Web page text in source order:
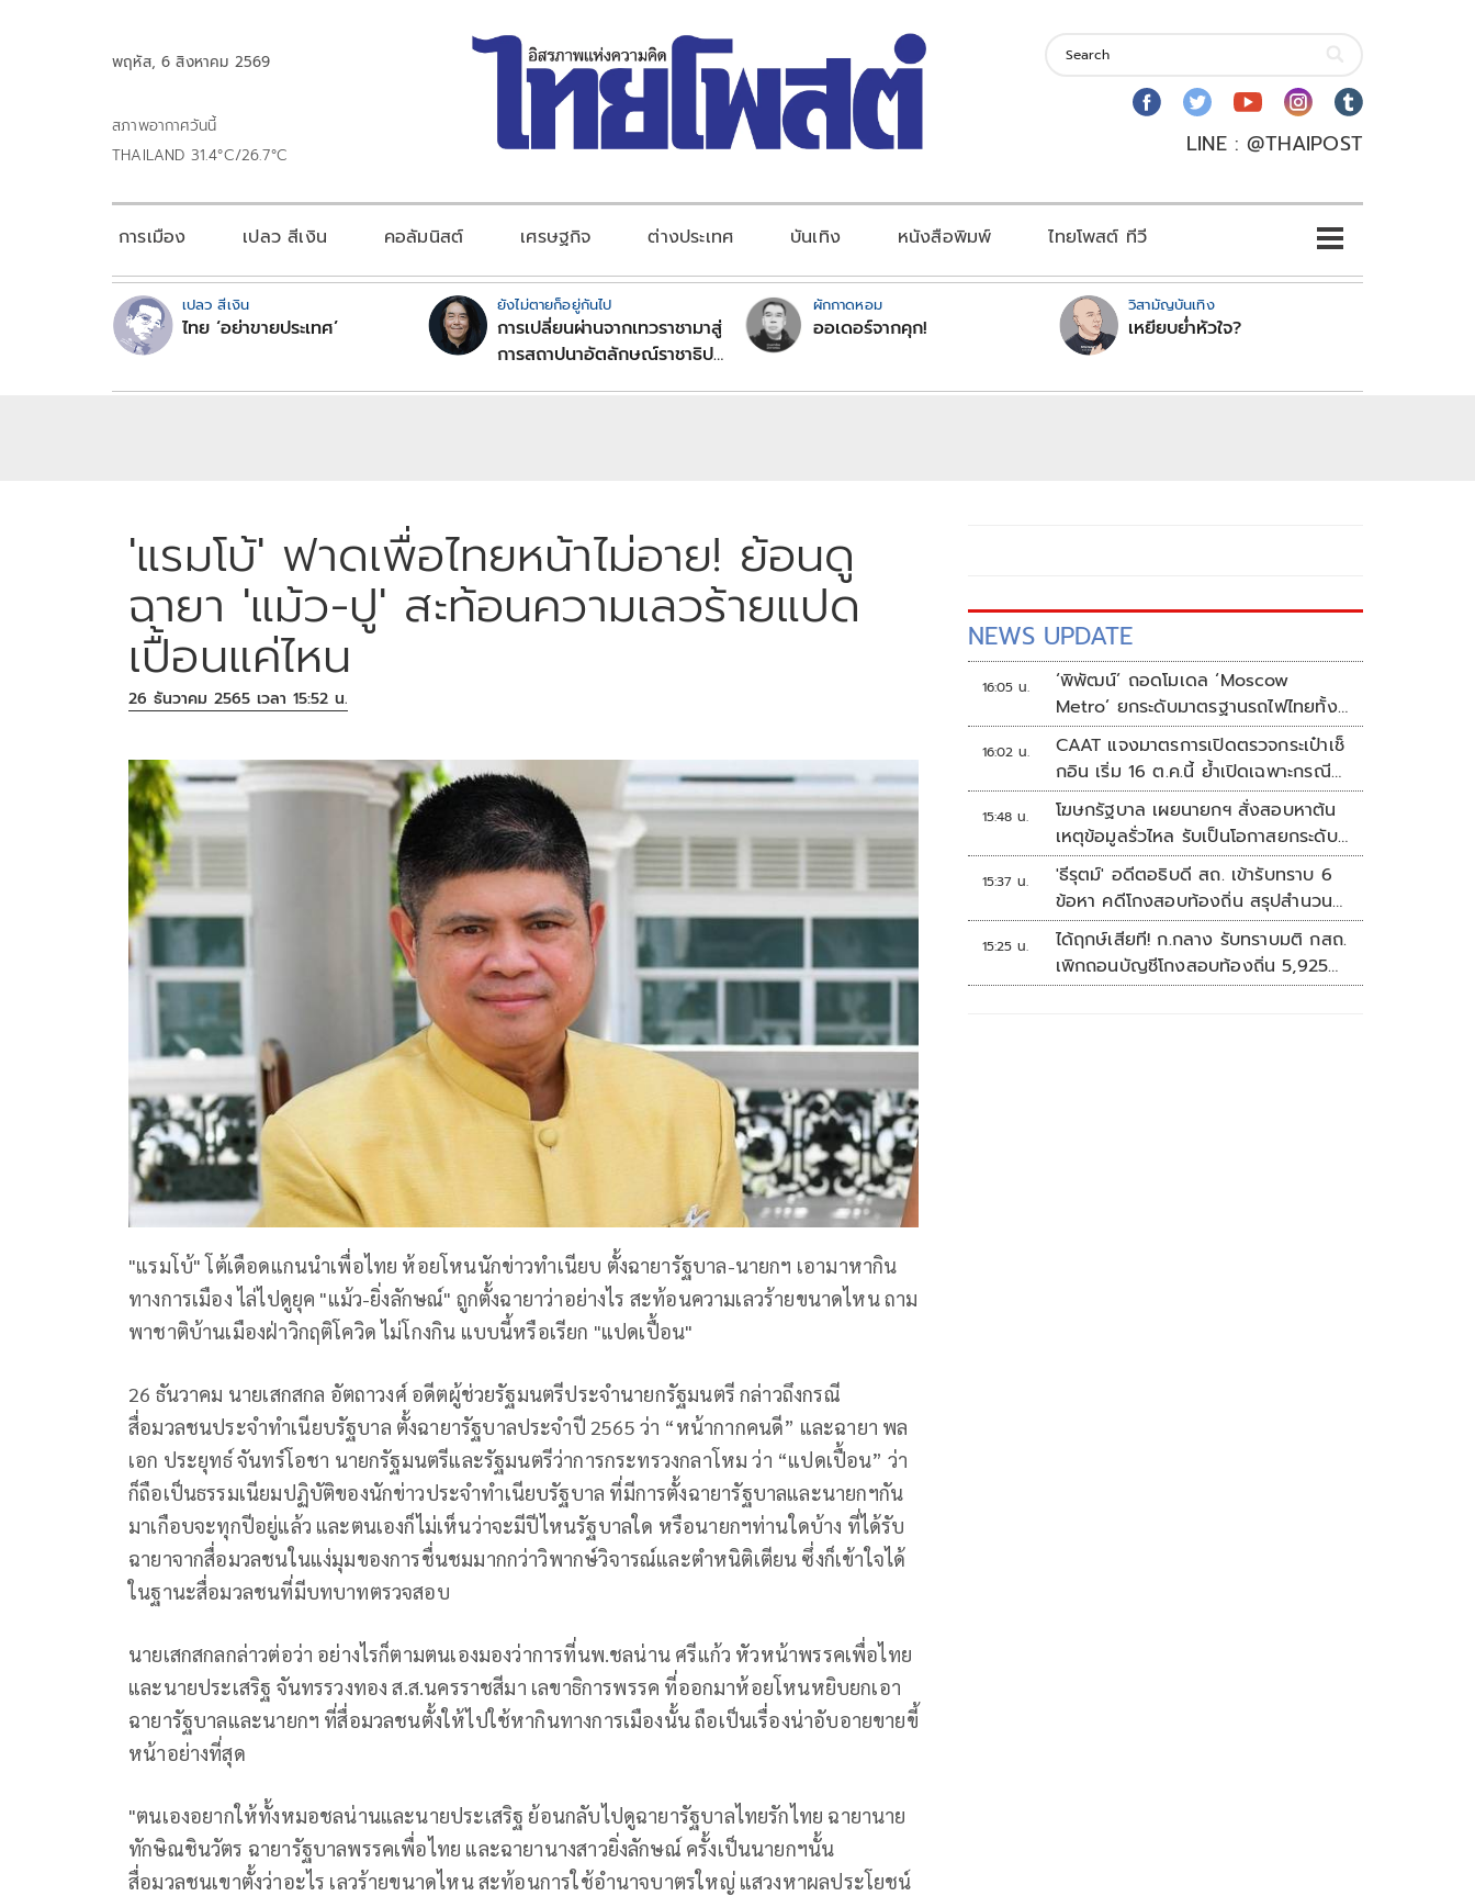
พฤหัส, 6 สิงหาคม 2569
สภาพอากาศวันนี้
THAILAND 31.4°C/26.7°C
LINE : @THAIPOST
การเมือง เปลว สีเงิน คอลัมนิสต์ เศรษฐกิจ ต่างประเทศ บันเทิง หนังสือพิมพ์ ไทยโพสต์ ทีวี
เปลว สีเงิน
ไทย ‘อย่าขายประเทศ’
ยังไม่ตายก็อยู่กันไป
การเปลี่ยนผ่านจากเทวราชามาสู่
การสถาปนาอัตลักษณ์ราชาธิป
ผักกาดหอม
ออเดอร์จากคุก!
วิสามัญบันเทิง
เหยียบย่ำหัวใจ?
'แรมโบ้' ฟาดเพื่อไทยหน้าไม่อาย! ย้อนดู
ฉายา 'แม้ว-ปู' สะท้อนความเลวร้ายแปด
เปื้อนแค่ไหน
26 ธันวาคม 2565 เวลา 15:52 น.
"แรมโบ้" โต้เดือดแกนนำเพื่อไทย ห้อยโหนนักข่าวทำเนียบ ตั้งฉายารัฐบาล-นายกฯ เอามาหากิน
ทางการเมือง ไล่ไปดูยุค "แม้ว-ยิ่งลักษณ์" ถูกตั้งฉายาว่าอย่างไร สะท้อนความเลวร้ายขนาดไหน ถาม
พาชาติบ้านเมืองฝ่าวิกฤติโควิด ไม่โกงกิน แบบนี้หรือเรียก "แปดเปื้อน"
26 ธันวาคม นายเสกสกล อัตถาวงศ์ อดีตผู้ช่วยรัฐมนตรีประจำนายกรัฐมนตรี กล่าวถึงกรณี
สื่อมวลชนประจำทำเนียบรัฐบาล ตั้งฉายารัฐบาลประจำปี 2565 ว่า “หน้ากากคนดี” และฉายา พล
เอก ประยุทธ์ จันทร์โอชา นายกรัฐมนตรีและรัฐมนตรีว่าการกระทรวงกลาโหม ว่า “แปดเปื้อน” ว่า
ก็ถือเป็นธรรมเนียมปฏิบัติของนักข่าวประจำทำเนียบรัฐบาล ที่มีการตั้งฉายารัฐบาลและนายกฯกัน
มาเกือบจะทุกปีอยู่แล้ว และตนเองก็ไม่เห็นว่าจะมีปีไหนรัฐบาลใด หรือนายกฯท่านใดบ้าง ที่ได้รับ
ฉายาจากสื่อมวลชนในแง่มุมของการชื่นชมมากกว่าวิพากษ์วิจารณ์และตำหนิติเตียน ซึ่งก็เข้าใจได้
ในฐานะสื่อมวลชนที่มีบทบาทตรวจสอบ
นายเสกสกลกล่าวต่อว่า อย่างไรก็ตามตนเองมองว่าการที่นพ.ชลน่าน ศรีแก้ว หัวหน้าพรรคเพื่อไทย
และนายประเสริฐ จันทรรวงทอง ส.ส.นครราชสีมา เลขาธิการพรรค ที่ออกมาห้อยโหนหยิบยกเอา
ฉายารัฐบาลและนายกฯ ที่สื่อมวลชนตั้งให้ไปใช้หากินทางการเมืองนั้น ถือเป็นเรื่องน่าอับอายขายขี้
หน้าอย่างที่สุด
"ตนเองอยากให้ทั้งหมอชลน่านและนายประเสริฐ ย้อนกลับไปดูฉายารัฐบาลไทยรักไทย ฉายานาย
ทักษิณชินวัตร ฉายารัฐบาลพรรคเพื่อไทย และฉายานางสาวยิ่งลักษณ์ ครั้งเป็นนายกฯนั้น
สื่อมวลชนเขาตั้งว่าอะไร เลวร้ายขนาดไหน สะท้อนการใช้อำนาจบาตรใหญ่ แสวงหาผลประโยชน์
NEWS UPDATE
16:05 น.
‘พิพัฒน์’ ถอดโมเดล ‘Moscow
Metro’ ยกระดับมาตรฐานรถไฟไทยทั้ง
ระบบ
16:02 น.
CAAT แจงมาตรการเปิดตรวจกระเป๋าเช็
กอิน เริ่ม 16 ต.ค.นี้ ย้ำเปิดเฉพาะกรณี
ต้องสงสัย
15:48 น.
โฆษกรัฐบาล เผยนายกฯ สั่งสอบหาต้น
เหตุข้อมูลรั่วไหล รับเป็นโอกาสยกระดับ
ความมั่นคงปลอดภัยข้อมูลภาครัฐทั้ง
ระบบ
15:37 น.
'ธีรุตม์' อดีตอธิบดี สถ. เข้ารับทราบ 6
ข้อหา คดีโกงสอบท้องถิ่น สรุปสำนวน
ส่ง ป.ป.ช. สัปดาห์หน้า
15:25 น.
ได้ฤกษ์เสียที! ก.กลาง รับทราบมติ กสถ.
เพิกถอนบัญชีโกงสอบท้องถิ่น 5,925
ราย